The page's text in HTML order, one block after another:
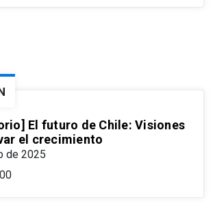
El futuro de Chile: Visiones
el crecimiento
de 2025